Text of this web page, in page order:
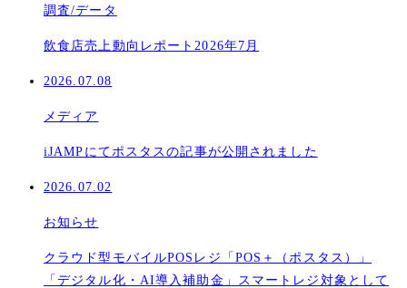
調査/データ
飲食店売上動向レポート2026年7月
2026.07.08
メディア
iJAMPにてポスタスの記事が公開されました
2026.07.02
お知らせ
クラウド型モバイルPOSレジ「POS＋（ポスタス）」
「デジタル化・AI導入補助金」スマートレジ対象として